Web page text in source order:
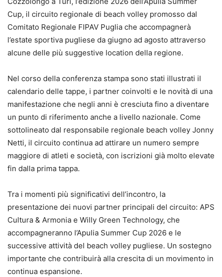
Cup, il circuito regionale di beach volley promosso dal
Comitato Regionale FIPAV Puglia che accompagnerà
l’estate sportiva pugliese da giugno ad agosto attraverso
alcune delle più suggestive location della regione.
Nel corso della conferenza stampa sono stati illustrati il
calendario delle tappe, i partner coinvolti e le novità di una
manifestazione che negli anni è cresciuta fino a diventare
un punto di riferimento anche a livello nazionale. Come
sottolineato dal responsabile regionale beach volley Jonny
Netti, il circuito continua ad attirare un numero sempre
maggiore di atleti e società, con iscrizioni già molto elevate
fin dalla prima tappa.
Tra i momenti più significativi dell’incontro, la
presentazione dei nuovi partner principali del circuito: APS
Cultura & Armonia e Willy Green Technology, che
accompagneranno l’Apulia Summer Cup 2026 e le
successive attività del beach volley pugliese. Un sostegno
importante che contribuirà alla crescita di un movimento in
continua espansione.